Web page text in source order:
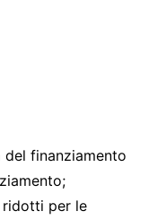
finanziamento
ridotti per le